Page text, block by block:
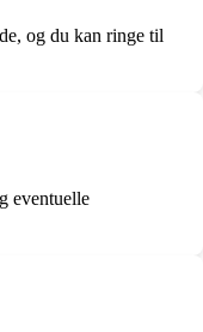
og du kan ringe til
eventuelle